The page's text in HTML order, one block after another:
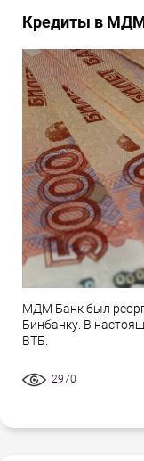
Кредиты в
МДМ Банк был
Бинбанку. В
ВТБ.
2970